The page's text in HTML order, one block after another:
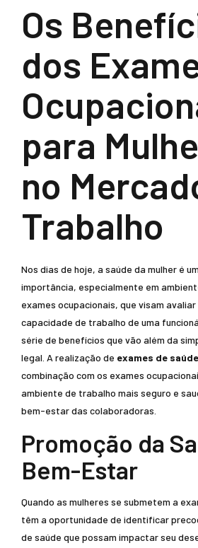
Os
dos
para
no
Trabalho
Nos dias de hoje, a saúde da mulher é
importância, especialmente em
exames ocupacionais, que visam avaliar
capacidade de trabalho de uma
série de benefícios que vão além da
legal. A realização de exames de
combinação com os exames
ambiente de trabalho mais seguro e
bem-estar das colaboradoras.
Promoção da
Bem-Estar
Quando as mulheres se submetem a
têm a oportunidade de identificar
de saúde que possam impactar seu